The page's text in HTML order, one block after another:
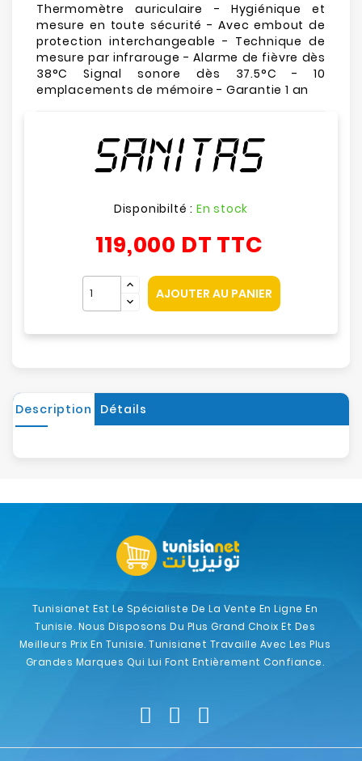
Thermomètre auriculaire - Hygiénique et
mesure en toute sécurité - Avec embout de
protection interchangeable - Technique de
mesure par infrarouge - Alarme de fièvre dès
38°C Signal sonore dès 37.5°C - 10
emplacements de mémoire - Garantie 1 an
Disponibilté : En stock
119,000 DT TTC
AJOUTER AU PANIER
Description Détails
Tunisianet Est Le Spécialiste De La Vente En Ligne En
Tunisie. Nous Disposons Du Plus Grand Choix Et Des
Meilleurs Prix En Tunisie. Tunisianet Travaille Avec Les Plus
Grandes Marques Qui Lui Font Entièrement Confiance.